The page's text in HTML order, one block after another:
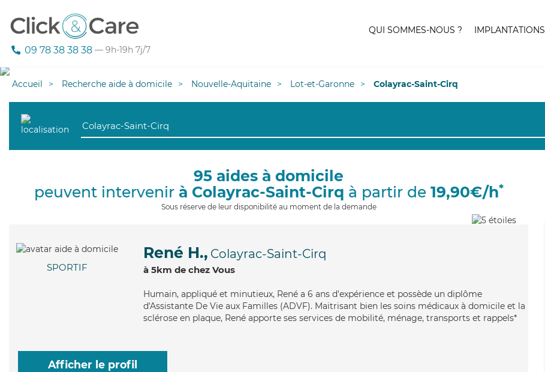
09 78 38 38 38 — 9h-19h 7j/7
QUI SOMMES-NOUS ? IMPLANTATIONS
Accueil Recherche aide à domicile Nouvelle-Aquitaine Lot-et-Garonne Colayrac-Saint-Cirq
95 aides à domicile
peuvent intervenir à Colayrac-Saint-Cirq à partir de 19,90€/h*
Sous réserve de leur disponibilité au moment de la demande
SPORTIF
René H., Colayrac-Saint-Cirq
à 5km de chez Vous
Humain, appliqué et minutieux, René a 6 ans d'expérience et possède un diplôme
d'Assistante De Vie aux Familles (ADVF). Maitrisant bien les soins médicaux à domicile et la
sclérose en plaque, René apporte ses services de mobilité, ménage, transports et rappels*
Afficher le profil